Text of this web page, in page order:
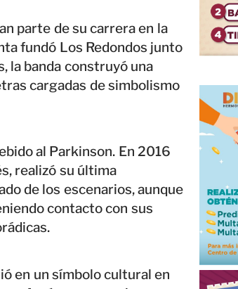
parte de su carrera en la
fundó Los Redondos junto
la banda construyó una
cargadas de simbolismo
al Parkinson. En 2016
realizó su última
de los escenarios, aunque
contacto con sus
en un símbolo cultural en